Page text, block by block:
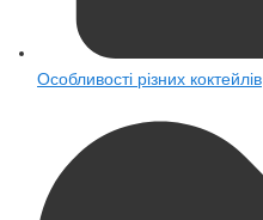
Особливості різних коктейлів